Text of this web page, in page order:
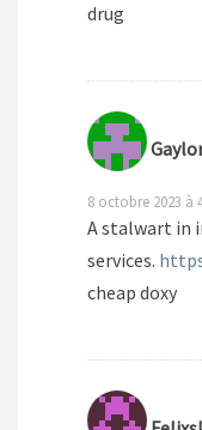
drug
8 octobre 2023 à
A stalwart in
services.
cheap doxy